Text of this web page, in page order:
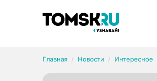
Главная Новости Интересное
Рубрики